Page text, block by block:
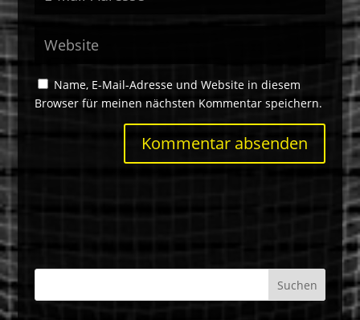
Name, E-Mail-Adresse und Website in diesem
Browser für meinen nächsten Kommentar speichern.